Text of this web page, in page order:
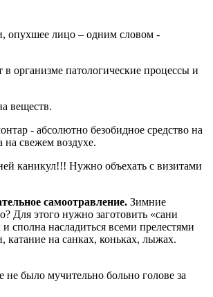
опухшее лицо – одним словом -
в организме патологические процессы и
веществ.
- абсолютно безобидное средство на
свежем воздухе.
каникул!!! Нужно объехать с визитами
самоотравление. Зимние
Для этого нужно заготовить «сани
сполна насладиться всеми прелестями
на санках, коньках, лыжах.
было мучительно больно голове за